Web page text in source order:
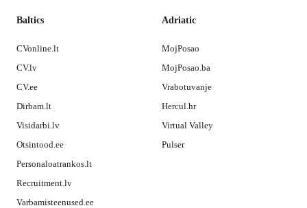
Baltics
CVonline.lt
CV.lv
CV.ee
Dirbam.lt
Visidarbi.lv
Otsintood.ee
Personaloatrankos.lt
Recruitment.lv
Varbamisteenused.ee
Adriatic
MojPosao
MojPosao.ba
Vrabotuvanje
Hercul.hr
Virtual Valley
Pulser